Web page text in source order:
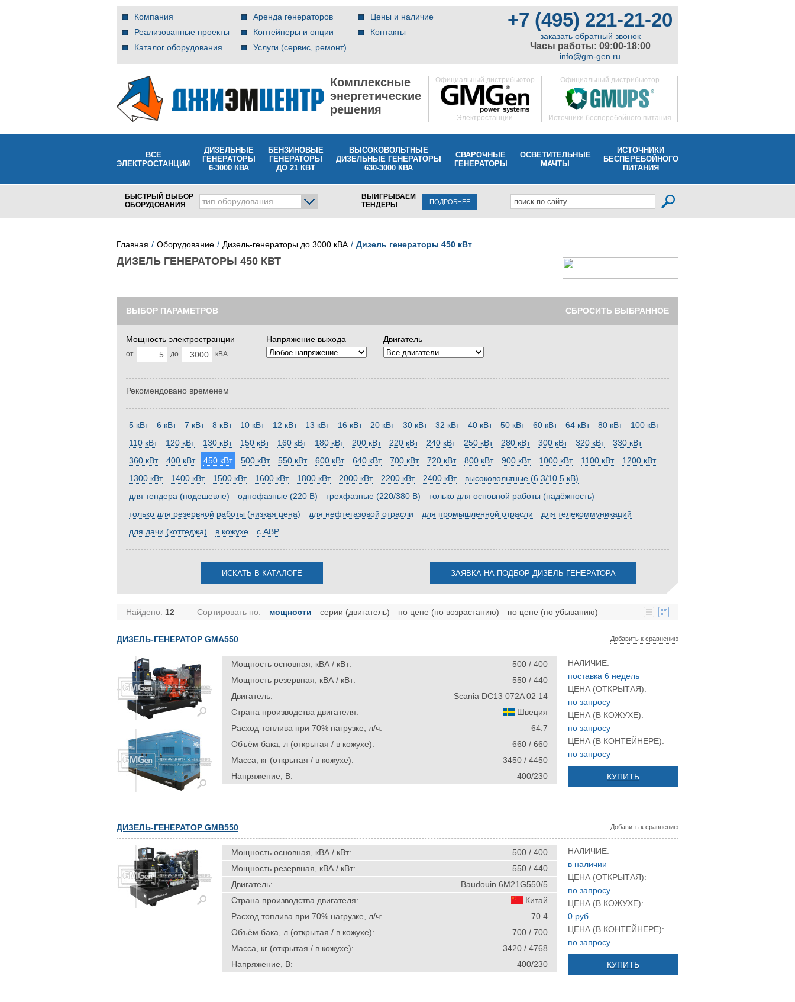
Компания
Реализованные проекты
Каталог оборудования
Аренда генераторов
Контейнеры и опции
Услуги (сервис, ремонт)
Цены и наличие
Контакты
+7 (495) 221-21-20
заказать обратный звонок
Часы работы: 09:00-18:00
info@gm-gen.ru
Комплексные
энергетические
решения
Официальный дистрибьютор
Электростанции
Официальный дистрибьютор
Источники бесперебойного питания
ВСЕ
ЭЛЕКТРОСТАНЦИИ
ДИЗЕЛЬНЫЕ
ГЕНЕРАТОРЫ
6-3000 КВА
БЕНЗИНОВЫЕ
ГЕНЕРАТОРЫ
ДО 21 КВТ
ВЫСОКОВОЛЬТНЫЕ
ДИЗЕЛЬНЫЕ ГЕНЕРАТОРЫ
630-3000 КВА
СВАРОЧНЫЕ
ГЕНЕРАТОРЫ
ОСВЕТИТЕЛЬНЫЕ
МАЧТЫ
ИСТОЧНИКИ
БЕСПЕРЕБОЙНОГО
ПИТАНИЯ
БЫСТРЫЙ ВЫБОР
ОБОРУДОВАНИЯ
тип оборудования
ВЫИГРЫВАЕМ
ТЕНДЕРЫ
ПОДРОБНЕЕ
Главная Оборудование Дизель-генераторы до 3000 кВА Дизель генераторы 450 кВт
ДИЗЕЛЬ ГЕНЕРАТОРЫ 450 КВТ
ВЫБОР ПАРАМЕТРОВ СБРОСИТЬ ВЫБРАННОЕ
Мощность электространции
от до кВА
Напряжение выхода Двигатель
Рекомендовано временем
5 кВт 6 кВт 7 кВт 8 кВт 10 кВт 12 кВт 13 кВт 16 кВт 20 кВт 30 кВт 32 кВт 40 кВт 50 кВт 60 кВт 64 кВт 80 кВт
100 кВт
110 кВт
120 кВт 130 кВт 150 кВт 160 кВт 180 кВт 200 кВт 220 кВт 240 кВт 250 кВт 280 кВт 300 кВт 320 кВт
330 кВт
360 кВт
400 кВт 450 кВт 500 кВт 550 кВт 600 кВт 640 кВт 700 кВт 720 кВт 800 кВт 900 кВт 1000 кВт 1100 кВт
1200 кВт
1300 кВт
1400 кВт 1500 кВт 1600 кВт 1800 кВт 2000 кВт 2200 кВт 2400 кВт
высоковольтные (6.3/10.5 кВ)
для тендера (подешевле)
однофазные (220 В) трехфазные (220/380 В)
только для основной работы (надёжность)
только для резервной работы (низкая цена)
для нефтегазовой отрасли для промышленной отрасли
для телекоммуникаций
для дачи (коттеджа)
в кожухе с АВР
Найдено: 12 Сортировать по: мощности серии (двигатель) по цене (по возрастанию) по цене (по убыванию)
ДИЗЕЛЬ-ГЕНЕРАТОР GMA550 Добавить к сравнению
Мощность основная, кВА / кВт:
500 / 400
Мощность резервная, кВА / кВт:
550 / 440
Двигатель:
Scania DC13 072A 02 14
Страна производства двигателя:
Швеция
Расход топлива при 70% нагрузке, л/ч:
64.7
Объём бака, л (открытая / в кожухе):
660 / 660
Масса, кг (открытая / в кожухе):
3450 / 4450
Напряжение, В:
400/230
НАЛИЧИЕ:
поставка 6 недель
ЦЕНА (ОТКРЫТАЯ):
по запросу
ЦЕНА (В КОЖУХЕ):
по запросу
ЦЕНА (В КОНТЕЙНЕРЕ):
по запросу
КУПИТЬ
ДИЗЕЛЬ-ГЕНЕРАТОР GMB550 Добавить к сравнению
Мощность основная, кВА / кВт:
500 / 400
Мощность резервная, кВА / кВт:
550 / 440
Двигатель:
Baudouin 6M21G550/5
Страна производства двигателя:
Китай
Расход топлива при 70% нагрузке, л/ч:
70.4
Объём бака, л (открытая / в кожухе):
700 / 700
Масса, кг (открытая / в кожухе):
3420 / 4768
Напряжение, В:
400/230
НАЛИЧИЕ:
в наличии
ЦЕНА (ОТКРЫТАЯ):
по запросу
ЦЕНА (В КОЖУХЕ):
0 руб.
ЦЕНА (В КОНТЕЙНЕРЕ):
по запросу
КУПИТЬ